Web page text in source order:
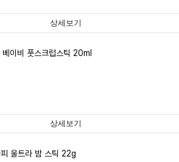
상세보기
이비 풋스크럽스틱 20ml
상세보기
울트라 밤 스틱 22g